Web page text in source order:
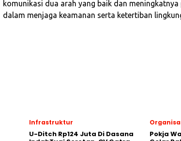
komunikasi dua arah yang baik dan
dalam menjaga keamanan serta ketertiban
Infrastruktur
U-Ditch Rp124 Juta Di Dasana
Pokja